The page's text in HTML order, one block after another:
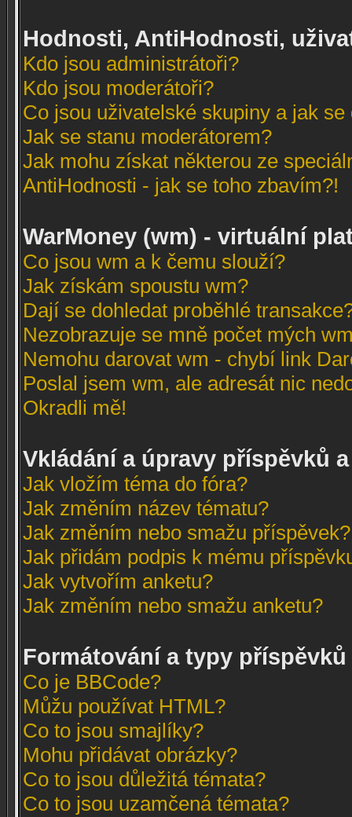
Hodnosti, AntiHodnosti,
Kdo jsou administrátoři?
Kdo jsou moderátoři?
Co jsou uživatelské skupiny a jak
Jak se stanu moderátorem?
Jak mohu získat některou ze
AntiHodnosti - jak se toho zbavím?!
WarMoney (wm) - virtuální
Co jsou wm a k čemu slouží?
Jak získám spoustu wm?
Dají se dohledat proběhlé
Nezobrazuje se mně počet mých
Nemohu darovat wm - chybí link
Poslal jsem wm, ale adresát nic
Okradli mě!
Vkládání a úpravy příspěvků
Jak vložím téma do fóra?
Jak změním název tématu?
Jak změním nebo smažu příspěvek?
Jak přidám podpis k mému
Jak vytvořím anketu?
Jak změním nebo smažu anketu?
Formátování a typy příspěvků
Co je BBCode?
Můžu používat HTML?
Co to jsou smajlíky?
Mohu přidávat obrázky?
Co to jsou důležitá témata?
Co to jsou uzamčená témata?